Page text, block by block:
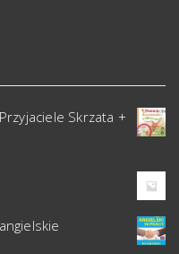
Skrzata +